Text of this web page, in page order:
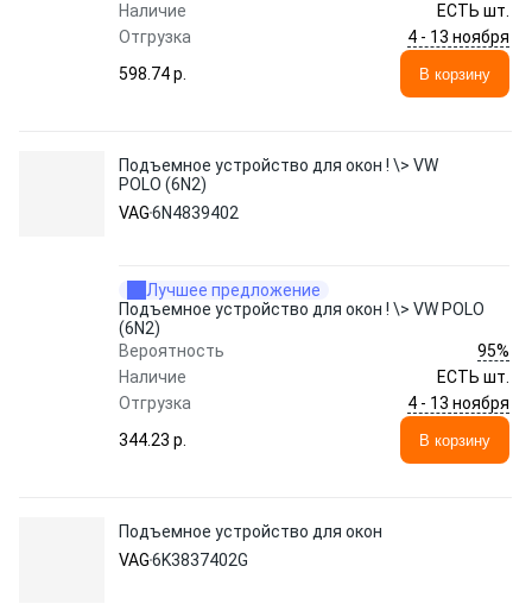
Наличие
ЕСТЬ шт.
Отгрузка
4 - 13 ноября
598.74 p.
В корзину
Подъемное устройство для окон ! \> VW
POLO (6N2)
VAG6N4839402
Лучшее предложение
Подъемное устройство для окон ! \> VW POLO
(6N2)
Вероятность
95%
Наличие
ЕСТЬ шт.
Отгрузка
4 - 13 ноября
344.23 p.
В корзину
Подъемное устройство для окон
VAG6K3837402G